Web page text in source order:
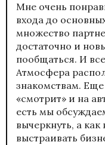
Мне очень
входа до
множество
достаточно и
пообщаться. И
Атмосфера
знакомствам.
«смотрит» и на
есть мы
вычеркнуть, а
выстраивать